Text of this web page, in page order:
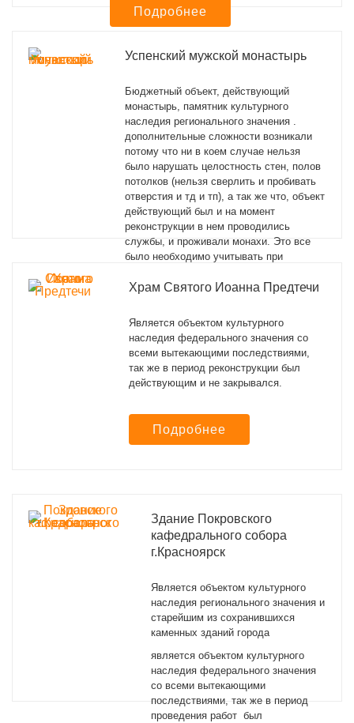
Подробнее
Успенский мужской монастырь
Бюджетный объект, действующий
монастырь, памятник культурного
наследия регионального значения .
дополнительные сложности возникали
потому что ни в коем случае нельзя
было нарушать целостность стен, полов
потолков (нельзя сверлить и пробивать
отверстия и тд и тп), а так же что, объект
действующий был и на момент
реконструкции в нем проводились
службы, и проживали монахи. Это все
было необходимо учитывать при
Подробнее
Храм Святого Иоанна Предтечи
Является объектом культурного
наследия федерального значения со
всеми вытекающими последствиями,
так же в период реконструкции был
действующим и не закрывался.
Подробнее
Здание Покровского
кафедрального собора
г.Красноярск
Является объектом культурного
наследия регионального значения и
старейшим из сохранившихся
каменных зданий города
является объектом культурного
наследия федерального значения
со всеми вытекающими
последствиями, так же в период
проведения работ был